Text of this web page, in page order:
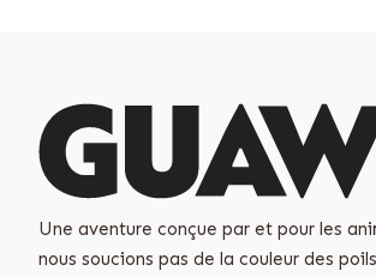
Une aventure conçue par et pour les
nous soucions pas de la couleur des